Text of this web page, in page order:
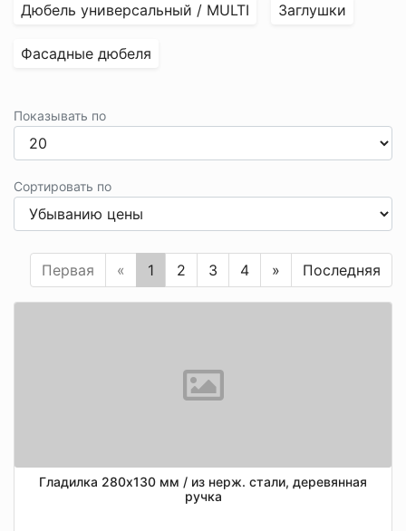
Дюбель универсальный / MULTI Заглушки
Фасадные дюбеля
Показывать по
Сортировать по
Первая « 1 2 3 4 » Последняя
Гладилка 280х130 мм / из нерж. стали, деревянная
ручка